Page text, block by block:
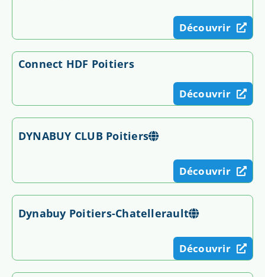
Découvrir
Connect HDF Poitiers
Découvrir
DYNABUY CLUB Poitiers
Découvrir
Dynabuy Poitiers-Chatellerault
Découvrir